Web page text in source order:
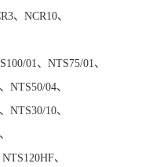
、NCR10、
01、NTS75/01、
NTS50/04、
NTS30/10、
、